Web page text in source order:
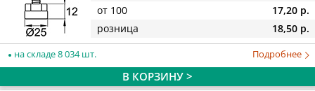
от 100
17,20 р.
розница
18,50 р.
на складе 8 034 шт. Подробнее
В КОРЗИНУ >